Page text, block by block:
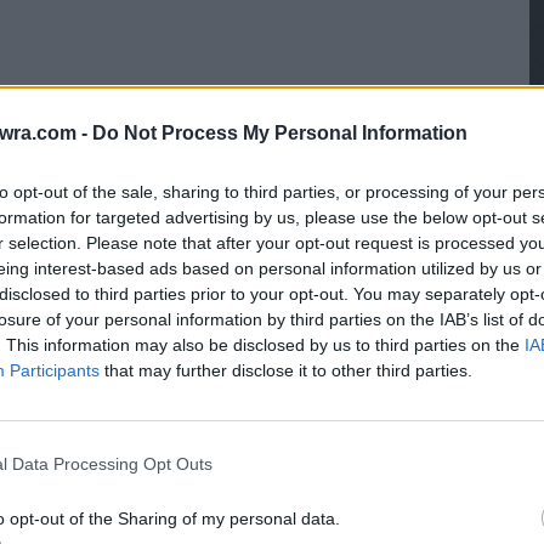
- Do Not Process My Personal Information
opt-out of the sale, sharing to third parties, or processing of your
for targeted advertising by us, please use the below opt-out
selection. Please note that after your opt-out request is processed
interest-based ads based on personal information utilized by us
to third parties prior to your opt-out. You may separately
of your personal information by third parties on the IAB’s list of
This information may also be disclosed by us to third parties on the
Participants that may further disclose it to other third parties.
Data Processing Opt Outs
opt-out of the Sharing of my personal data.
να γευματίζει και να τραγουδά σε
η Έλενα Ακρίτα, με τον καθηγητή να της
8